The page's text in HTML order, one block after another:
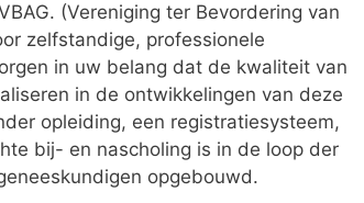
(Vereniging ter Bevordering van
zelfstandige, professionele
in uw belang dat de kwaliteit van
in de ontwikkelingen van deze
opleiding, een registratiesysteem,
bij- en nascholing is in de loop der
opgebouwd.